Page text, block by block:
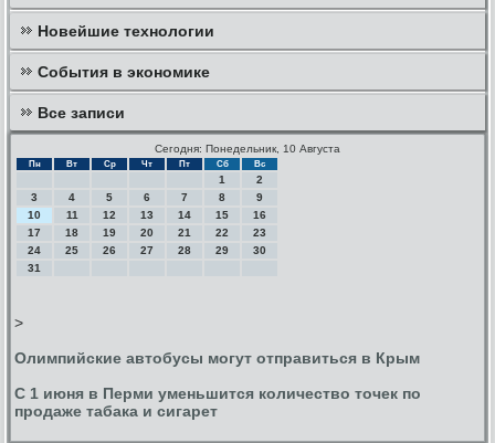
Новейшие технологии
События в экономике
Все записи
Сегодня: Понедельник, 10 Августа
Пн Вт Ср Чт Пт Сб Вс
1
2
3
4 5 6 7 8
9
10
11 12 13 14 15
16
17
18 19 20 21 22
23
24
25 26 27 28 29
30
31
>
Олимпийские автобусы могут отправиться в Крым
С 1 июня в Перми уменьшится количество точек по
продаже табака и сигарет